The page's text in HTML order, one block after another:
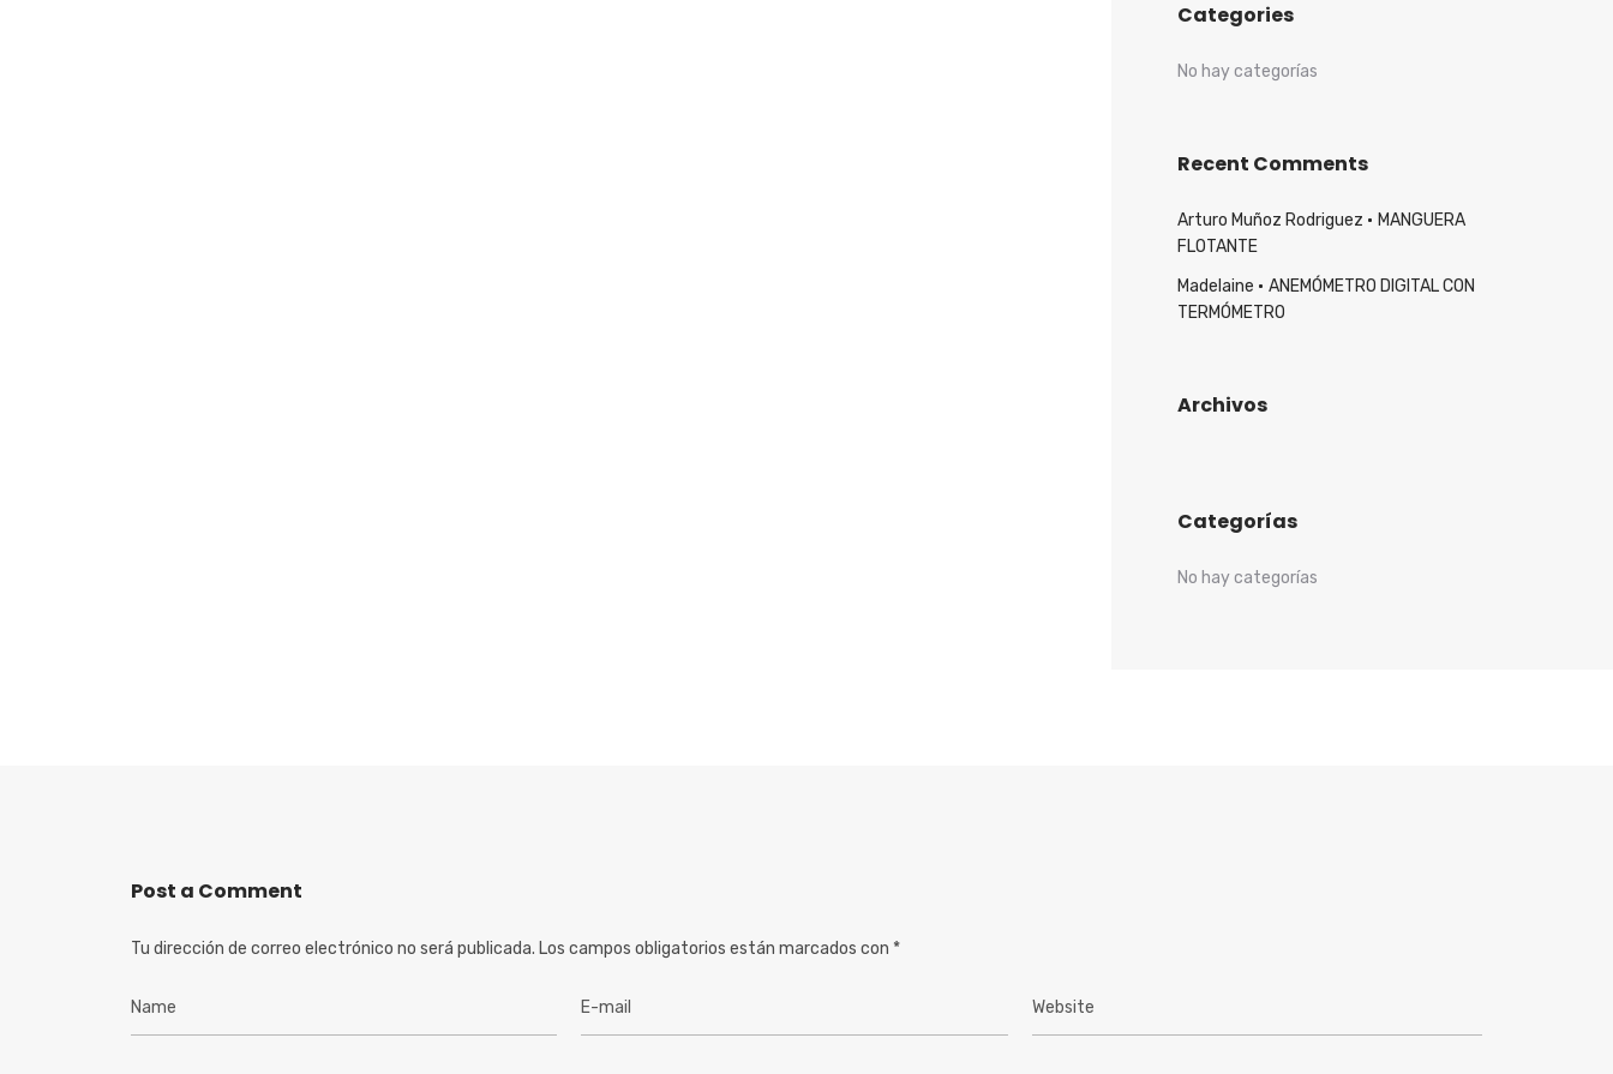
Categories
No hay categorías
Recent Comments
Arturo Muñoz Rodriguez
MANGUERA
FLOTANTE
Madelaine
ANEMÓMETRO DIGITAL CON
TERMÓMETRO
Archivos
Categorías
No hay categorías
Post a Comment
Tu dirección de correo electrónico no será publicada. Los campos obligatorios están marcados con *